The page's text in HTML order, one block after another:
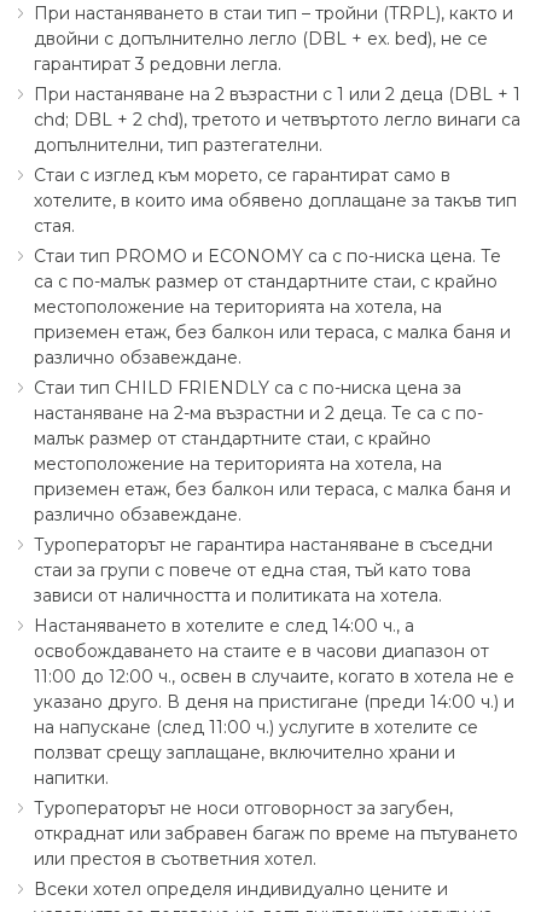
При настаняването в стаи тип – тройни (TRPL), както и
двойни с допълнително легло (DBL + ex. bed), не се
гарантират 3 редовни легла.
При настаняване на 2 възрастни с 1 или 2 деца (DBL + 1
chd; DBL + 2 chd), третото и четвъртото легло винаги са
допълнителни, тип разтегателни.
Стаи с изглед към морето, се гарантират само в
хотелите, в които има обявено доплащане за такъв тип
стая.
Стаи тип PROMO и ECONOMY са с по-ниска цена. Те
са с по-малък размер от стандартните стаи, с крайно
местоположение на територията на хотела, на
приземен етаж, без балкон или тераса, с малка баня и
различно обзавеждане.
Стаи тип CHILD FRIENDLY са с по-ниска цена за
настаняване на 2-ма възрастни и 2 деца. Те са с по-
малък размер от стандартните стаи, с крайно
местоположение на територията на хотела, на
приземен етаж, без балкон или тераса, с малка баня и
различно обзавеждане.
Туроператорът не гарантира настаняване в съседни
стаи за групи с повече от една стая, тъй като това
зависи от наличността и политиката на хотела.
Настаняването в хотелите е след 14:00 ч., а
освобождаването на стаите е в часови диапазон от
11:00 до 12:00 ч., освен в случаите, когато в хотела не е
указано друго. В деня на пристигане (преди 14:00 ч.) и
на напускане (след 11:00 ч.) услугите в хотелите се
ползват срещу заплащане, включително храни и
напитки.
Туроператорът не носи отговорност за загубен,
откраднат или забравен багаж по време на пътуването
или престоя в съответния хотел.
Всеки хотел определя индивидуално цените и